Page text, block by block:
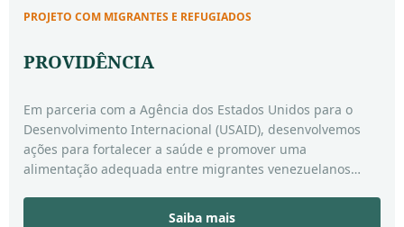
PROJETO COM MIGRANTES E REFUGIADOS
PROVIDÊNCIA
Em parceria com a Agência dos Estados Unidos para o
Desenvolvimento Internacional (USAID), desenvolvemos
ações para fortalecer a saúde e promover uma
alimentação adequada entre migrantes venezuelanos
Manaus no Amazonas e Boa Vista em Roraima.
Saiba mais